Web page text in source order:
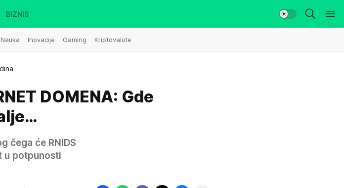
Nauka Inovacije Gaming Kriptovalute
BIZNIS
DOMENA: Gde
čega će RNIDS
u potpunosti